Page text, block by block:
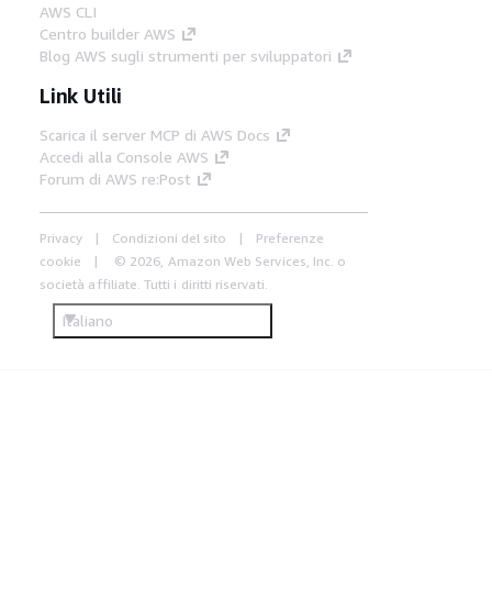
AWS CLI
Centro builder AWS
Blog AWS sugli strumenti per sviluppatori
Link Utili
Scarica il server MCP di AWS Docs
Accedi alla Console AWS
Forum di AWS re:Post
Privacy Condizioni del sito
Preferenze
cookie
© 2026, Amazon Web Services, Inc. o
società affiliate. Tutti i diritti riservati.
Italiano